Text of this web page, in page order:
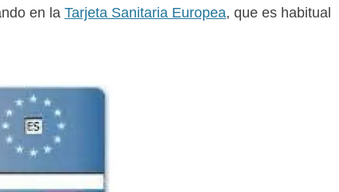
en la Tarjeta Sanitaria Europea, que es habitual